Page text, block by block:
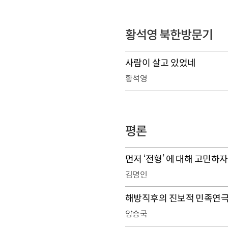
황석영 북한방문기
사람이 살고 있었네
황석영
평론
먼저 ‘전형’ 에 대해 고민하자
김명인
해방직후의 진보적 민족연
양승국